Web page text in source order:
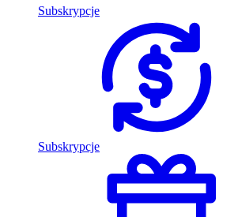
Subskrypcje
Subskrypcje